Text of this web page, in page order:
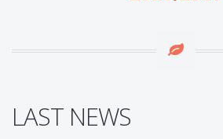
LAST NEWS